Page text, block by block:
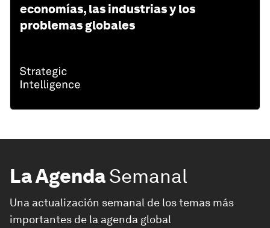
economías, las industrias y los
problemas globales
La AgendaSemanal
Una actualización semanal de los temas más
importantes de la agenda global